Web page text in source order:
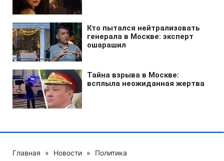
Главная » Новости » Политика